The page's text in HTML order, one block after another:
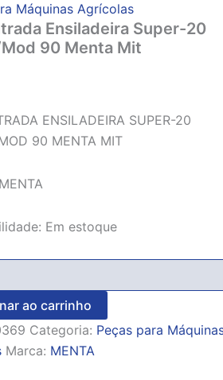
Máquinas Agrícolas
Ensiladeira Super-20
90 Menta Mit
ENSILADEIRA SUPER-20
90 MENTA MIT
Em estoque
ao carrinho
Categoria: Peças para
Marca: MENTA